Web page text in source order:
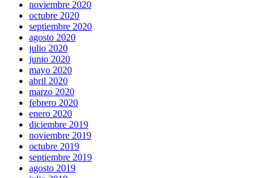
noviembre 2020
octubre 2020
septiembre 2020
agosto 2020
julio 2020
junio 2020
mayo 2020
abril 2020
marzo 2020
febrero 2020
enero 2020
diciembre 2019
noviembre 2019
octubre 2019
septiembre 2019
agosto 2019